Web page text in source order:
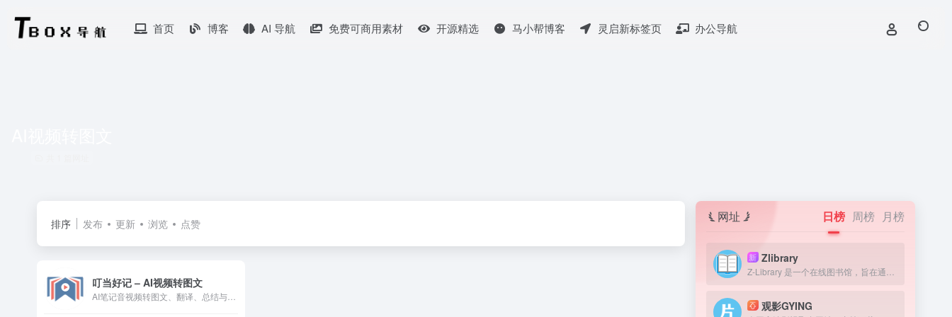
首页 博客 AI 导航 免费可商用素材 开源精选 马小帮博客 灵启新标签页 办公导航
排序 发布 更新 浏览 点赞
叮当好记 – AI视频转图文
网址 日榜 周榜 月榜
新 Zlibrary
观影GYING